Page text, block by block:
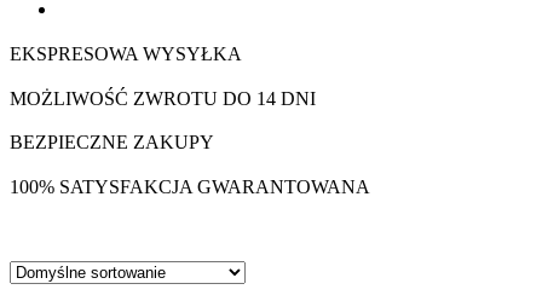
EKSPRESOWA WYSYŁKA
MOŻLIWOŚĆ ZWROTU DO 14 DNI
BEZPIECZNE ZAKUPY
100% SATYSFAKCJA GWARANTOWANA